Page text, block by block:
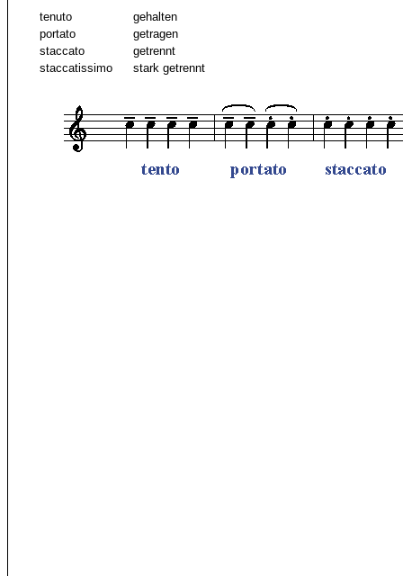
tenuto
gehalten
portato
getragen
staccato
getrennt
staccatissimo
stark getrennt